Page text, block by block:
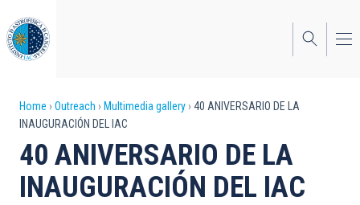
to
main
content
Breadcrumb
Home Outreach Multimedia gallery
40 ANIVERSARIO DE LA
INAUGURACIÓN DEL IAC
40 ANIVERSARIO DE LA
INAUGURACIÓN DEL IAC